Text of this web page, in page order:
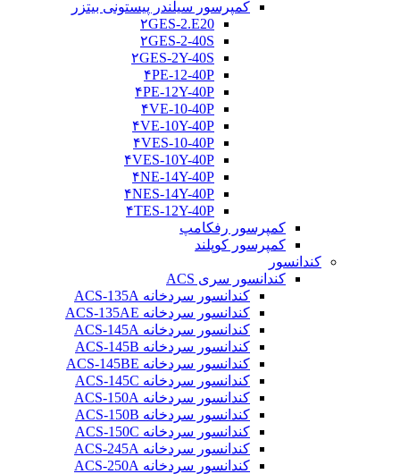
کمپرسور سیلندر پیستونی بیتزر
۲GES-2.E20
۲GES-2-40S
۲GES-2Y-40S
۴PE-12-40P
۴PE-12Y-40P
۴VE-10-40P
۴VE-10Y-40P
۴VES-10-40P
۴VES-10Y-40P
۴NE-14Y-40P
۴NES-14Y-40P
۴TES-12Y-40P
کمپرسور رفکامپ
کمپرسور کوپلند
کندانسور
کندانسور سری ACS
کندانسور سردخانه ACS-135A
کندانسور سردخانه ACS-135AE
کندانسور سردخانه ACS-145A
کندانسور سردخانه ACS-145B
کندانسور سردخانه ACS-145BE
کندانسور سردخانه ACS-145C
کندانسور سردخانه ACS-150A
کندانسور سردخانه ACS-150B
کندانسور سردخانه ACS-150C
کندانسور سردخانه ACS-245A
کندانسور سردخانه ACS-250A